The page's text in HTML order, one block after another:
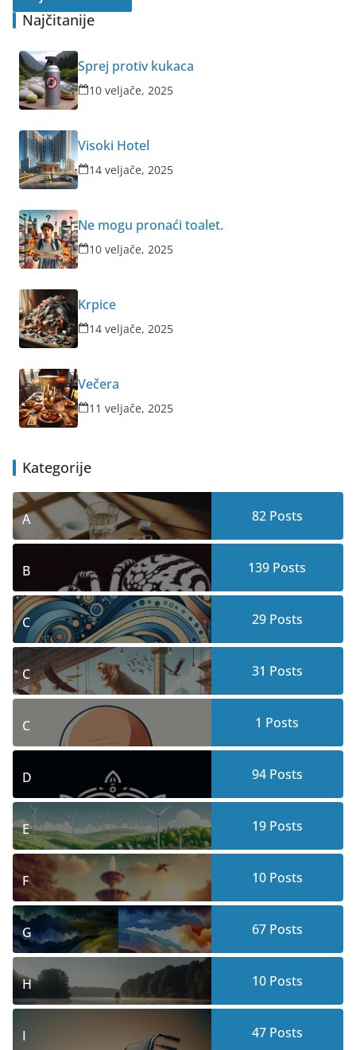
Najčitanije
Sprej protiv kukaca
10 veljače, 2025
Visoki Hotel
14 veljače, 2025
Ne mogu pronaći toalet.
10 veljače, 2025
Krpice
14 veljače, 2025
Večera
11 veljače, 2025
Kategorije
A 82Posts
B 139 Posts
C 29Posts
C 31 Posts
C 1 Posts
D 94Posts
E 19Posts
F 10Posts
G 67Posts
H 10Posts
I 47Posts